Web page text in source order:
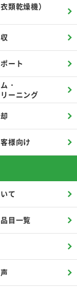
類乾燥機）
ート
・
ーニング
様向け
て
目一覧